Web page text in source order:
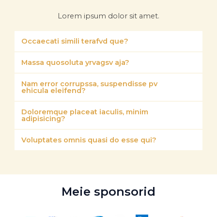
Lorem ipsum dolor sit amet.
Occaecati simili terafvd que?
Massa quosoluta yrvagsv aja?
Nam error corrupssa, suspendisse pv
ehicula eleifend?
Doloremque placeat iaculis, minim
adipisicing?
Voluptates omnis quasi do esse qui?
Meie sponsorid